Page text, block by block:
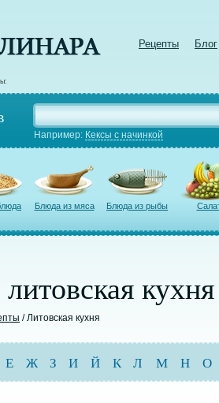
Рецепты Блог
Например: Кексы с начинкой
Блюда из мяса Блюда из рыбы
кухня
/ Литовская кухня
Е Ж З И Й К Л М Н О